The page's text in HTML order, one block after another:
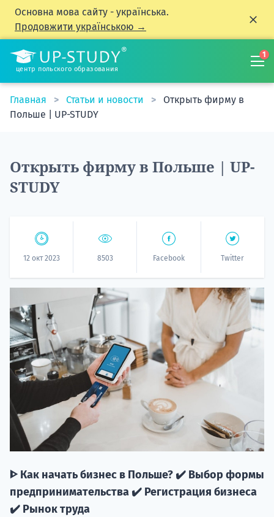
Основна мова сайту - українська.
Продовжити українською →
центр польского образования
1
Главная Статьи и новости
Открыть фирму в
Польше | UP-STUDY
Открыть фирму в Польше | UP-
STUDY
12 окт 2023 8503 Facebook Twitter
ᐈ Как начать бизнес в Польше? ✔️ Выбор формы
предпринимательства ✔️ Регистрация бизнеса
✔️ Рынок труда
20.09
НАБОР